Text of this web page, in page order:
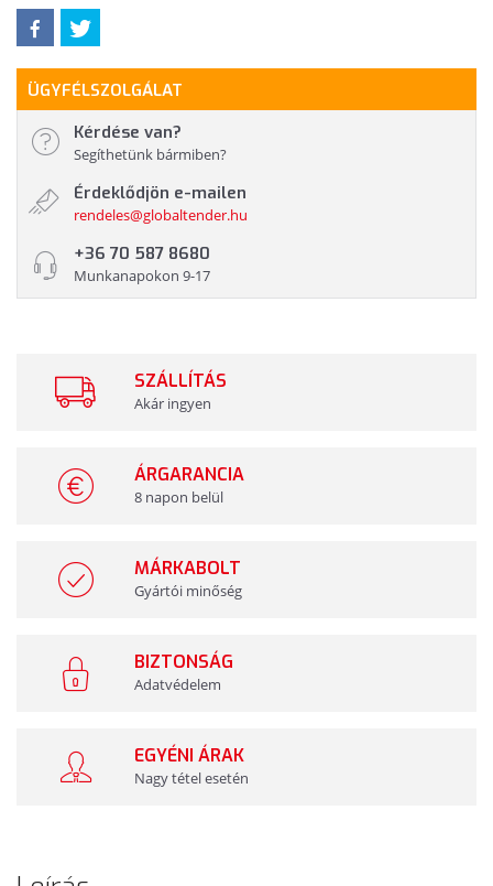
ÜGYFÉLSZOLGÁLAT
Kérdése van?
Segíthetünk bármiben?
Érdeklődjön e-mailen
rendeles@globaltender.hu
+36 70 587 8680
Munkanapokon 9-17
SZÁLLÍTÁS
Akár ingyen
ÁRGARANCIA
8 napon belül
MÁRKABOLT
Gyártói minőség
BIZTONSÁG
Adatvédelem
EGYÉNI ÁRAK
Nagy tétel esetén